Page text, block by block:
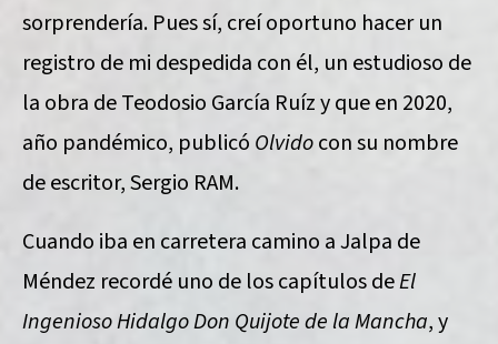
sorprendería. Pues sí, creí oportuno hacer un
registro de mi despedida con él, un estudioso de
la obra de Teodosio García Ruíz y que en 2020,
año pandémico, publicó Olvidocon su nombre
de escritor, Sergio RAM.
Cuando iba en carretera camino a Jalpa de
Méndez recordé uno de los capítulos deEl
Ingenioso Hidalgo Don Quijote de la Mancha, y